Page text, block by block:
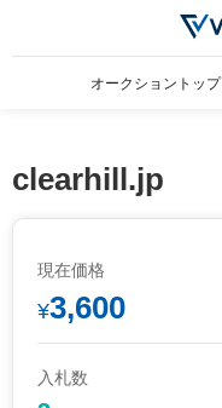
オークショントップ
clearhill.jp
現在価格
¥3,600
入札数